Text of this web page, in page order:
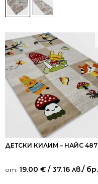
ДЕТСКИ КИЛИМ – НАЙС 487
от: 19.00 € / 37.16 лв./ бр.